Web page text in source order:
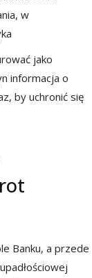
w
jako
informacja o
by uchronić się
Banku, a przede